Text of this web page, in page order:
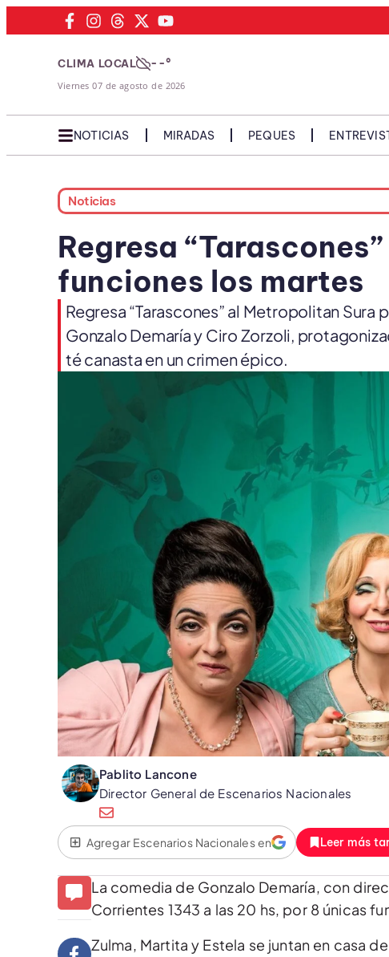
CLIMA LOCAL --°
Viernes 07 de agosto de 2026
NOTICIAS MIRADAS PEQUES
Noticias
Regresa
funciones los martes
Regresa “Tarascones” al Metropolitan
Gonzalo Demaría y Ciro Zorzoli,
té canasta en un crimen épico.
Pablito Lancone
Director General de Escenarios Nacionales
Agregar Escenarios Nacionales en Leer más
La comedia de Gonzalo Demaría, con
Corrientes 1343 a las 20 hs, por 8 únicas
Zulma, Martita y Estela se juntan en casa